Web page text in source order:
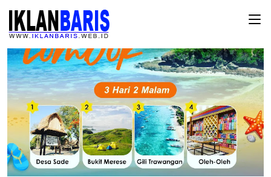
Main Menu